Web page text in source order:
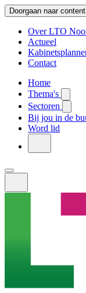
Doorgaan naar content
Over LTO
Actueel
Contact
Home
Thema's
Sectoren
Bij jou in de
Word lid